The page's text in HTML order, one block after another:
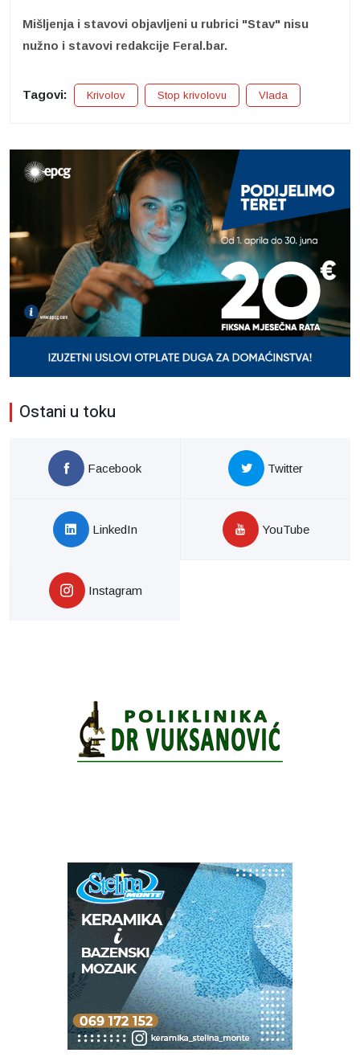
Mišljenja i stavovi objavljeni u rubrici "Stav" nisu
nužno i stavovi redakcije Feral.bar.
Tagovi: Krivolov Stop krivolovu Vlada
Ostani u toku
Facebook Twitter
LinkedIn YouTube
Instagram